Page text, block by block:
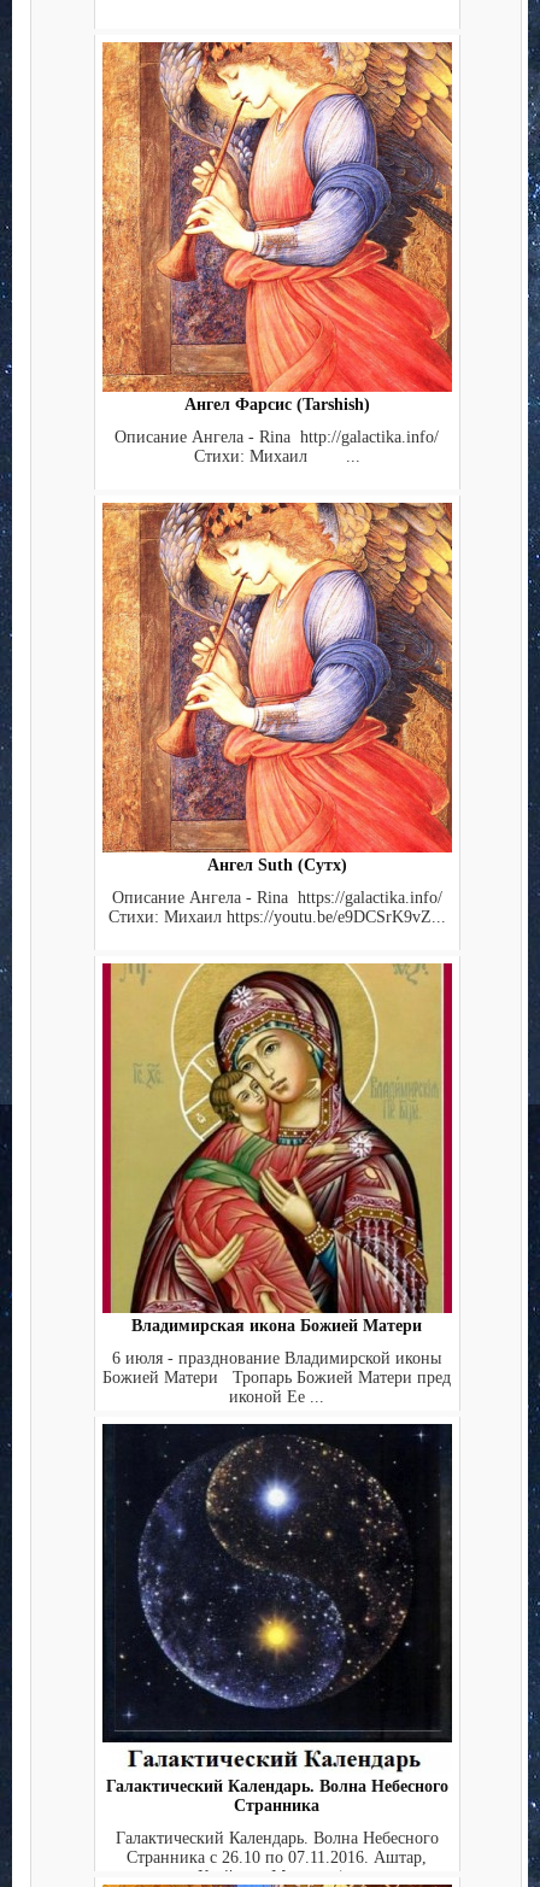
Ангел Фарсис (Tarshish)
Описание Ангела - Rina http://galactika.info/
Стихи: Михаил ...
Ангел Suth (Сутх)
Описание Ангела - Rina https://galactika.info/
Стихи: Михаил https://youtu.be/e9DCSrK9vZ...
Владимирская икона Божией Матери
6 июля - празднование Владимирской иконы
Божией Матери Тропарь Божией Матери пред
иконой Ее ...
Галактический Календарь. Волна Небесного
Странника
Галактический Календарь. Волна Небесного
Странника с 26.10 по 07.11.2016. Аштар,
Крайон и Мириам (...